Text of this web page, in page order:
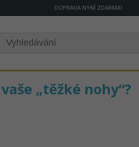
DOPRAVA NYNÍ ZDARMA!
„těžké nohy“?